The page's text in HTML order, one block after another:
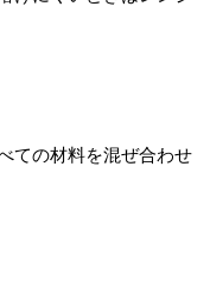
ての材料を混ぜ合わせ